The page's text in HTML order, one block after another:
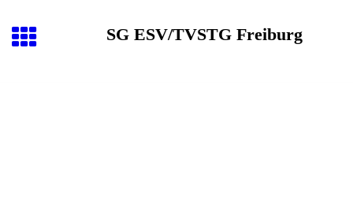
SG ESV/TVSTG Freiburg